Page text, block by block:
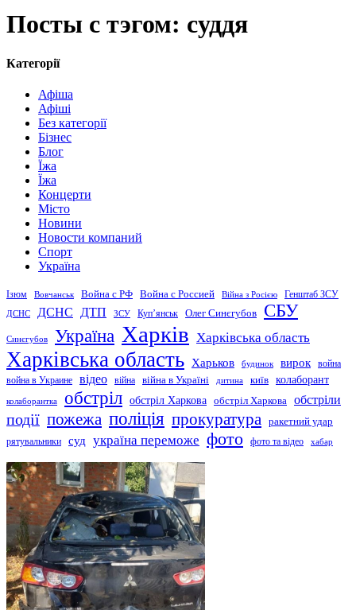
Посты с тэгом: суддя
Категорії
Афіша
Афіші
Без категорії
Бізнес
Блог
Їжа
Їжа
Концерти
Місто
Новини
Новости компаний
Спорт
Україна
Ізюм Вовчанськ Война с РФ Война с Россией Війна з Росією Генштаб ЗСУ
ДСНС ДСНС ДТП ЗСУ Купʼянськ Олег Синєгубов СБУ
Синєгубов Україна Харків Харківська область
Харківська область Харьков будинок вирок война
война в Украине відео війна війна в Україні дитина київ колаборант
колаборантка обстріл обстріл Харкова обстріл Харкова обстріли
події пожежа поліція прокуратура
ракетний удар
рятувальники
суд україна переможе фото фото та відео хабар